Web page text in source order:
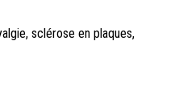
sclérose en plaques,